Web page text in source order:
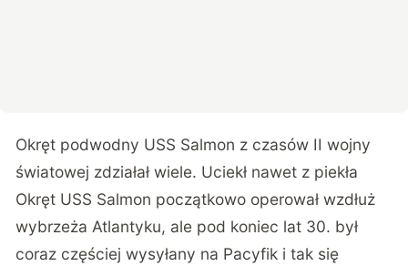
Okręt podwodny USS Salmon z czasów II wojny
światowej zdziałał wiele. Uciekł nawet z piekła
Okręt USS Salmon początkowo operował wzdłuż
wybrzeża Atlantyku, ale pod koniec lat 30. był
coraz częściej wysyłany na Pacyfik i tak się